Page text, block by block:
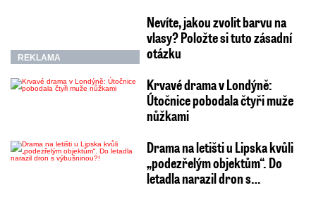
REKLAMA
Nevíte, jakou zvolit barvu na
vlasy? Položte si tuto zásadní
otázku
Krvavé drama v Londýně:
Útočnice pobodala čtyři muže
nůžkami
Drama na letišti u Lipska kvůli
„podezřelým objektům“. Do
letadla narazil dron s…